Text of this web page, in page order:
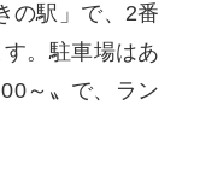
の駅」で、2番
。駐車場はあ
～〟で、ラン